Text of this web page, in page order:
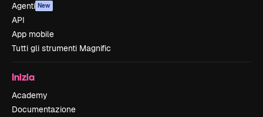
Agenti New
API
App mobile
Tutti gli strumenti Magnific
Inizia
Academy
Documentazione